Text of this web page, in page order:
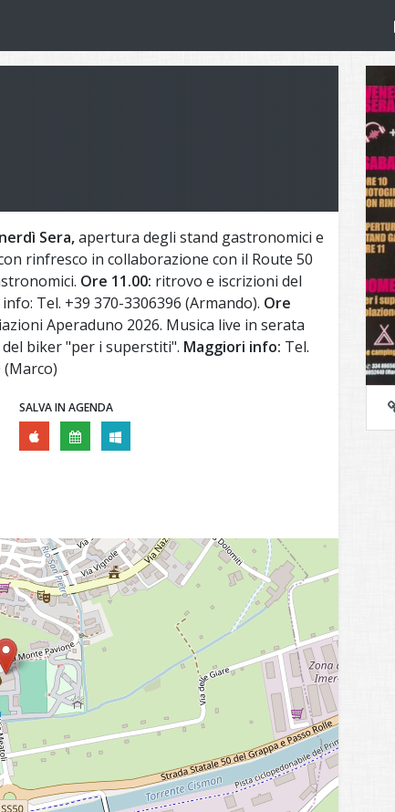
Sera,apertura degli stand gastronomici e
rinfresco in collaborazione con il Route 50
Ore 11.00: ritrovo e iscrizioni del
Tel. +39 370-3306396 (Armando). Ore
Aperaduno 2026. Musica live in serata
del biker "per i superstiti". Maggiori info: Tel.
(Marco)
SALVA IN AGENDA